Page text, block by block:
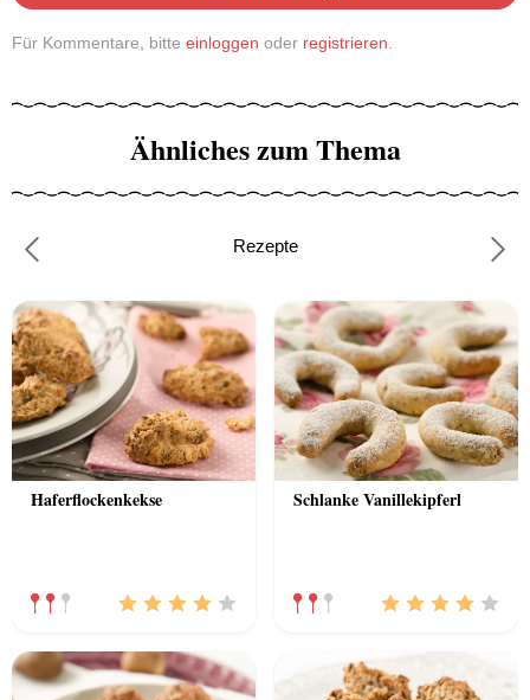
Für Kommentare, bitte einloggen oder registrieren
Ähnliches zum Thema
Rezepte
Haferflockenkekse Schlanke Vanillekipferl